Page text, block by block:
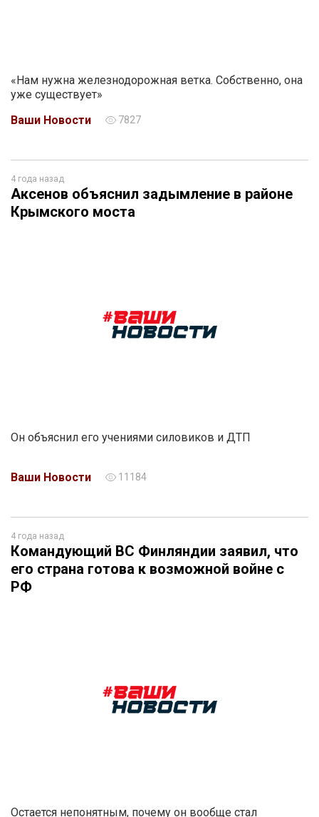
«Нам нужна железнодорожная ветка. Собственно, она
уже существует»
Ваши Новости
7827
4 года назад
Аксенов объяснил задымление в районе
Крымского моста
Он объяснил его учениями силовиков и ДТП
Ваши Новости 11184
4 года назад
Командующий ВС Финляндии заявил, что
его страна готова к возможной войне с
РФ
Остается непонятным, почему он вообще стал